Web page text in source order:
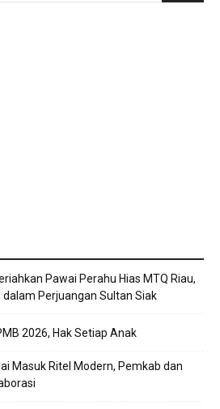
Pawai Perahu Hias MTQ Riau,
dalam Perjuangan Sultan Siak
2026, Hak Setiap Anak
Masuk Ritel Modern, Pemkab dan